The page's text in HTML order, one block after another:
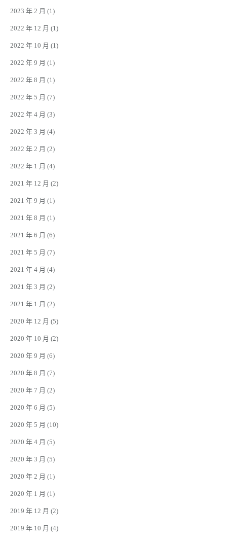
2023 年 2 月 (1)
2022 年 12 月 (1)
2022 年 10 月 (1)
2022 年 9 月 (1)
2022 年 8 月 (1)
2022 年 5 月 (7)
2022 年 4 月 (3)
2022 年 3 月 (4)
2022 年 2 月 (2)
2022 年 1 月 (4)
2021 年 12 月 (2)
2021 年 9 月 (1)
2021 年 8 月 (1)
2021 年 6 月 (6)
2021 年 5 月 (7)
2021 年 4 月 (4)
2021 年 3 月 (2)
2021 年 1 月 (2)
2020 年 12 月 (5)
2020 年 10 月 (2)
2020 年 9 月 (6)
2020 年 8 月 (7)
2020 年 7 月 (2)
2020 年 6 月 (5)
2020 年 5 月 (10)
2020 年 4 月 (5)
2020 年 3 月 (5)
2020 年 2 月 (1)
2020 年 1 月 (1)
2019 年 12 月 (2)
2019 年 10 月 (4)